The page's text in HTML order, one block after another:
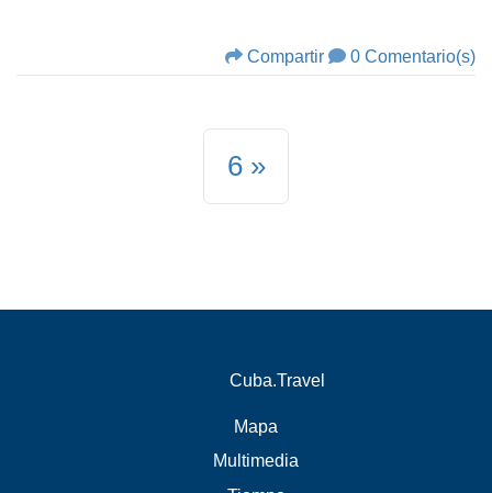
Compartir 0 Comentario(s)
6
Cuba.Travel
Mapa
Multimedia